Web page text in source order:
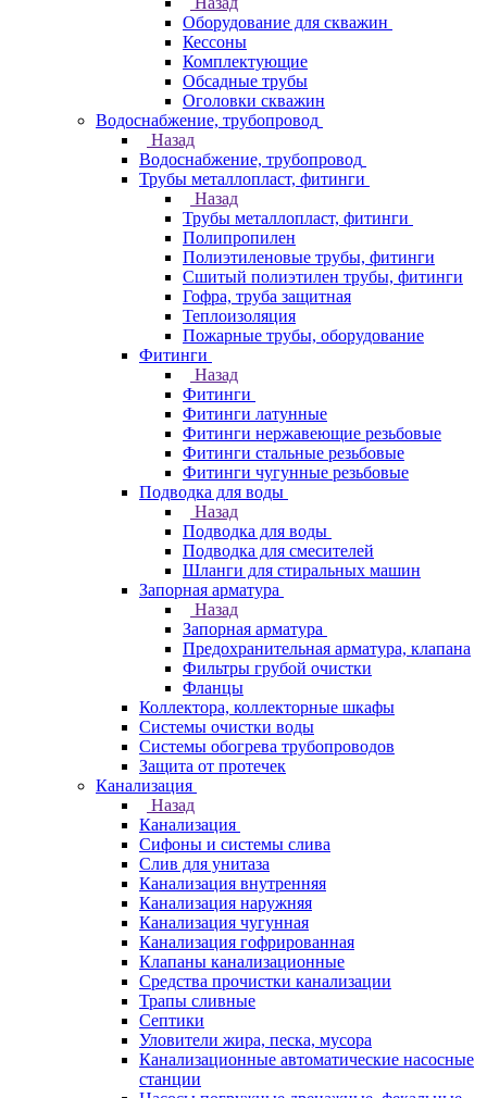
Оборудование для скважин
Кессоны
Комплектующие
Обсадные трубы
Оголовки скважин
Водоснабжение, трубопровод
Назад
Водоснабжение, трубопровод
Трубы металлопласт, фитинги
Назад
Трубы металлопласт, фитинги
Полипропилен
Полиэтиленовые трубы, фитинги
Сшитый полиэтилен трубы, фитинги
Гофра, труба защитная
Теплоизоляция
Пожарные трубы, оборудование
Фитинги
Назад
Фитинги
Фитинги латунные
Фитинги нержавеющие резьбовые
Фитинги стальные резьбовые
Фитинги чугунные резьбовые
Подводка для воды
Назад
Подводка для воды
Подводка для смесителей
Шланги для стиральных машин
Запорная арматура
Назад
Запорная арматура
Предохранительная арматура, клапана
Фильтры грубой очистки
Фланцы
Коллектора, коллекторные шкафы
Системы очистки воды
Системы обогрева трубопроводов
Защита от протечек
Канализация
Назад
Канализация
Сифоны и системы слива
Слив для унитаза
Канализация внутренняя
Канализация наружняя
Канализация чугунная
Канализация гофрированная
Клапаны канализационные
Средства прочистки канализации
Трапы сливные
Септики
Уловители жира, песка, мусора
Канализационные автоматические насосные
станции